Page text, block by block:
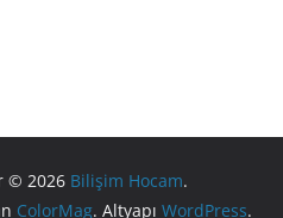
© 2026 Bilişim Hocam.
ColorMag. Altyapı WordPress.